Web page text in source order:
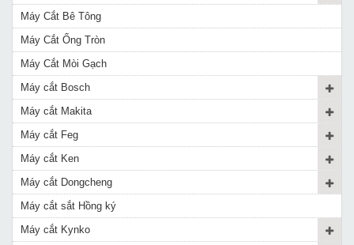
Máy Cắt Bê Tông
Máy Cắt Ống Tròn
Máy Cắt Mòi Gạch
Máy cắt Bosch
Máy cắt Makita
Máy cắt Feg
Máy cắt Ken
Máy cắt Dongcheng
Máy cắt sắt Hồng ký
Máy cắt Kynko